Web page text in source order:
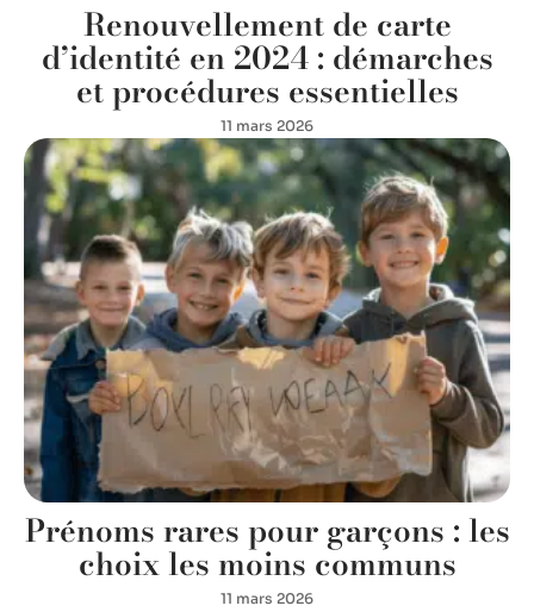
Renouvellement de carte
d’identité en 2024 : démarches
et procédures essentielles
11 mars 2026
Prénoms rares pour garçons : les
choix les moins communs
11 mars 2026